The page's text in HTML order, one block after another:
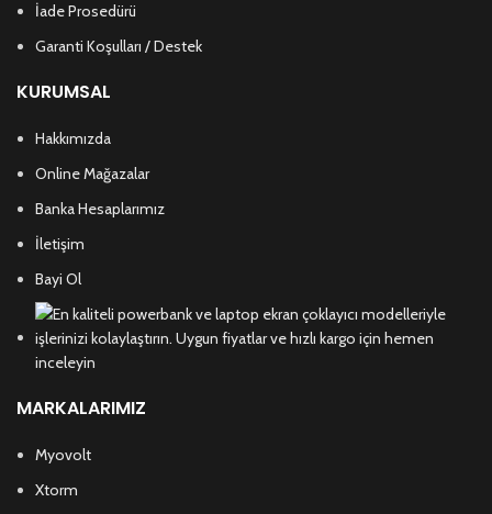
İade Prosedürü
Garanti Koşulları / Destek
KURUMSAL
Hakkımızda
Online Mağazalar
Banka Hesaplarımız
İletişim
Bayi Ol
MARKALARIMIZ
Myovolt
Xtorm